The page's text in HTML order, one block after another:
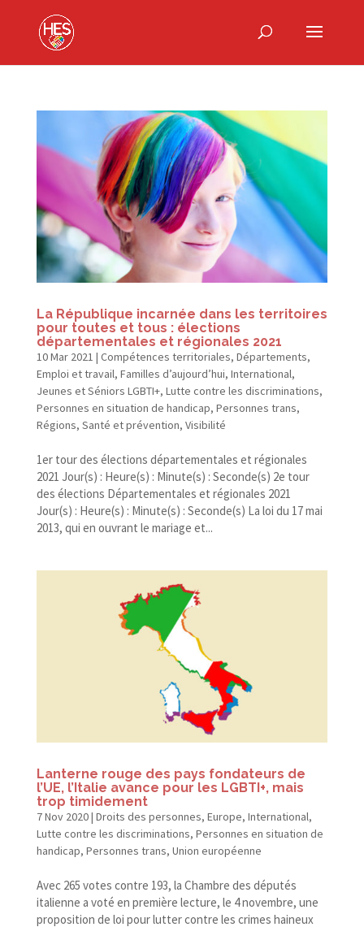
La République incarnée dans les territoires
pour toutes et tous : élections
départementales et régionales 2021
10 Mar 2021 | Compétences territoriales, Départements,
Emploi et travail, Familles d’aujourd’hui, International,
Jeunes et Séniors LGBTI+, Lutte contre les discriminations,
Personnes en situation de handicap, Personnes trans,
Régions, Santé et prévention, Visibilité
1er tour des élections départementales et régionales
2021 Jour(s) : Heure(s) : Minute(s) : Seconde(s) 2e tour
des élections Départementales et régionales 2021
Jour(s) : Heure(s) : Minute(s) : Seconde(s) La loi du 17 mai
2013, qui en ouvrant le mariage et...
Lanterne rouge des pays fondateurs de
l’UE, l’Italie avance pour les LGBTI+, mais
trop timidement
7 Nov 2020| Droits des personnes, Europe, International,
Lutte contre les discriminations, Personnes en situation de
handicap, Personnes trans, Union européenne
Avec 265 votes contre 193, la Chambre des députés
italienne a voté en première lecture, le 4 novembre, une
proposition de loi pour lutter contre les crimes haineux